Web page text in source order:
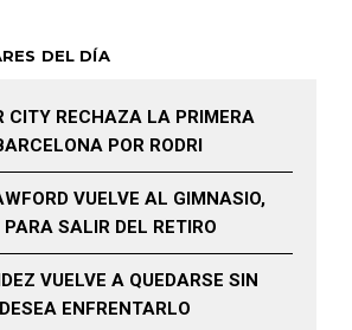
DEL DÍA
CITY RECHAZA LA PRIMERA
POR RODRI
VUELVE AL GIMNASIO,
SALIR DEL RETIRO
VUELVE A QUEDARSE SIN
ENFRENTARLO